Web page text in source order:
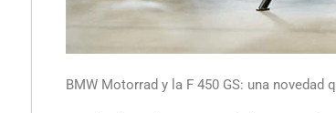
BMW Motorrad y la F 450 GS: una novedad